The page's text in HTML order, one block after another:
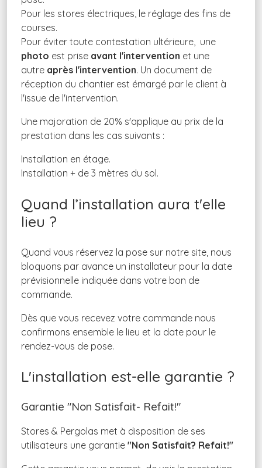
Pour les stores électriques, le réglage des fins de
courses.
Pour éviter toute contestation ultérieure, une
photo est prise avant l'intervention et une
autre après l'intervention. Un document de
réception du chantier est émargé par le client à
l'issue de l'intervention.
Une majoration de 20% s'applique au prix de la
prestation dans les cas suivants :
Installation en étage.
Installation + de 3 mètres du sol.
Quand l’installation aura t'elle
lieu ?
Quand vous réservez la pose sur notre site, nous
bloquons par avance un installateur pour la date
prévisionnelle indiquée dans votre bon de
commande.
Dès que vous recevez votre commande nous
confirmons ensemble le lieu et la date pour le
rendez-vous de pose.
L'installation est-elle garantie ?
Garantie "Non Satisfait- Refait!"
Stores & Pergolas met à disposition de ses
utilisateurs une garantie "Non Satisfait? Refait!"